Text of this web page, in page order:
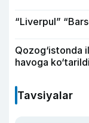
“Liverpul”
Qozog‘istonda
havoga ko‘tarildi
Tavsiyalar